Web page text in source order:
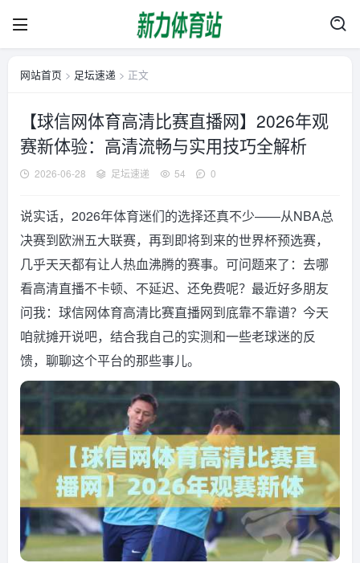
网站首页 > 足坛速递 > 正文
【球信网体育高清比赛直播网】2026年观
赛新体验：高清流畅与实用技巧全解析
2026-06-28 足坛速递 54 0
说实话，2026年体育迷们的选择还真不少——从NBA总
决赛到欧洲五大联赛，再到即将到来的世界杯预选赛，
几乎天天都有让人热血沸腾的赛事。可问题来了：去哪
看高清直播不卡顿、不延迟、还免费呢？最近好多朋友
问我：球信网体育高清比赛直播网到底靠不靠谱？今天
咱就摊开说吧，结合我自己的实测和一些老球迷的反
馈，聊聊这个平台的那些事儿。